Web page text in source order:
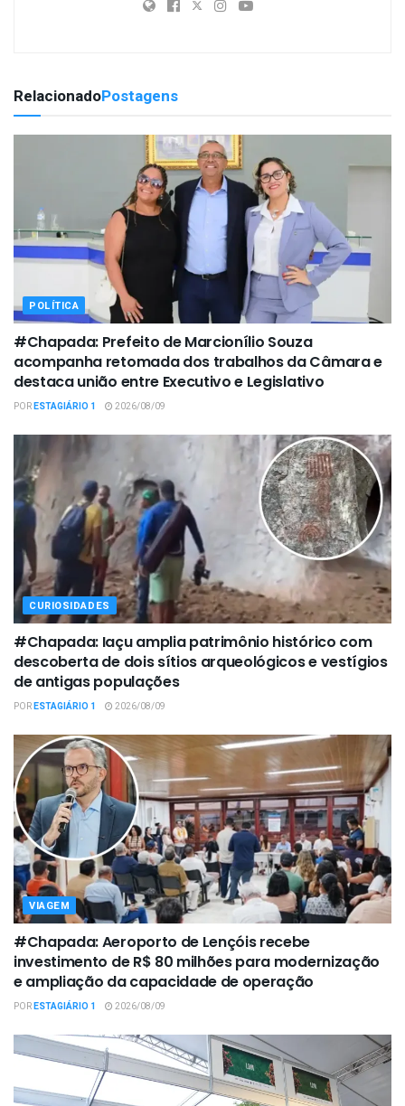
RelacionadoPostagens
POLÍTICA
#Chapada: Prefeito de Marcionílio Souza
acompanha retomada dos trabalhos da Câmara e
destaca união entre Executivo e Legislativo
PORESTAGIÁRIO 1 2026/08/09
CURIOSIDADES
#Chapada: Iaçu amplia patrimônio histórico com
descoberta de dois sítios arqueológicos e vestígios
de antigas populações
PORESTAGIÁRIO 1 2026/08/09
VIAGEM
#Chapada: Aeroporto de Lençóis recebe
investimento de R$ 80 milhões para modernização
e ampliação da capacidade de operação
PORESTAGIÁRIO 1 2026/08/09